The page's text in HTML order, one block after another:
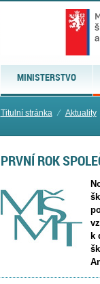
MINISTERSTVO
Titulní stránka ⁄ Aktuality
PRVNÍ ROK
k